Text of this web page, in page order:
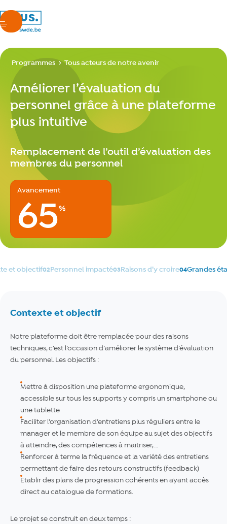
nous.swde
menu
Programmes Tous acteurs de notre avenir
Améliorer l’évaluation du personnel grâce à une plateforme
Améliorer l’évaluation du
personnel grâce à une plateforme
plus intuitive
Remplacement de l’outil d’évaluation des
membres du personnel
Avancement
65%
et objectif Personnel impacté Raisons d’y croire Grandes
Contexte et objectif
Notre plateforme doit être remplacée pour des raisons
techniques, c’est l’occasion d’améliorer le système d’évaluation
du personnel. Les objectifs :
Mettre à disposition une plateforme ergonomique,
accessible sur tous les supports y compris un smartphone ou
une tablette
Faciliter l’organisation d’entretiens plus réguliers entre le
manager et le membre de son équipe au sujet des objectifs
à atteindre, des compétences à maitriser, …
Renforcer à terme la fréquence et la variété des entretiens
permettant de faire des retours constructifs (feedback)
Etablir des plans de progression cohérents en ayant accès
direct au catalogue de formations.
Le projet se construit en deux temps :